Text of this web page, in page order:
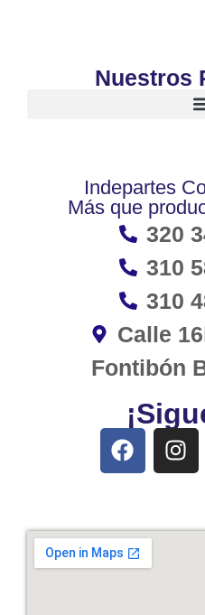
Nuestros
Indepartes
Más que
320
310
310
Calle
Fontibón